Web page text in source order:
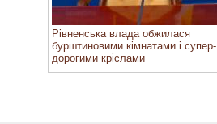
Рівненська влада обжилася
бурштиновими кімнатами і супер-
дорогими кріслами